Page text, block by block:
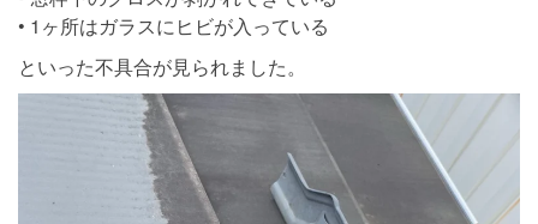
• 1ヶ所はガラスにヒビが入っている
といった不具合が見られました。